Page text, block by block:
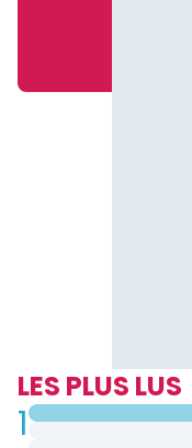
LES PLUS LUS
1